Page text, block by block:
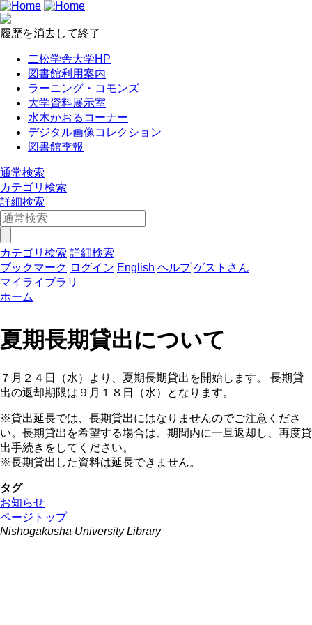
履歴を消去して終了
二松学舎大学HP
図書館利用案内
ラーニング・コモンズ
大学資料展示室
水木かおるコーナー
デジタル画像コレクション
図書館季報
通常検索
カテゴリ検索
詳細検索
カテゴリ検索 詳細検索
ブックマーク ログイン English ヘルプ ゲストさん
マイライブラリ
ホーム
夏期長期貸出について
７月２４日（水）より、夏期長期貸出を開始します。 長期貸
出の返却期限は９月１８日（水）となります。
※貸出延長では、長期貸出にはなりませんのでご注意くださ
い。長期貸出を希望する場合は、期間内に一旦返却し、再度貸
出手続きをしてください。
※長期貸出した資料は延長できません。
タグ
お知らせ
ページトップ
Nishogakusha University Library